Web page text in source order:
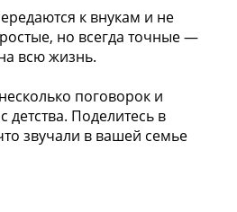
к внукам и не
но всегда точные —
всю жизнь.
поговорок и
детства. Поделитесь в
звучали в вашей семье